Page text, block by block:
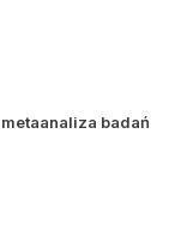
badań